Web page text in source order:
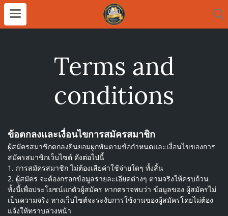
Terms and
conditions
ข้อตกลงและเงื่อนไขการสมัครสมาชิก
ผู้สมัครสมาชิกตกลงยินยอมผูกพันตามข้อกําหนดและเงื่อนไขของการ
สมัครสมาชิกเว็บไซต์ ดังต่อไปนี้
1. การสมัครสมาชิก ไม่ต้องเสียค่าใช้จ่ายใดๆ ทั้งสิ้น
2. ผู้สมัคร จะต้องกรอกข้อมูลรายละเอียดต่างๆ ตามจริงให้ครบถ้วน
ทั้งนี้เพื่อประโยชน์แก่ตัวผู้สมัคร หากตรวจพบว่า ข้อมูลของ ผู้สมัครไม่
เป็นความจริง ทางเว็บไซต์จะระงับการใช้งานของผู้สมัครโดยไม่ต้อง
แจ้งให้ทราบล่วงหน้า